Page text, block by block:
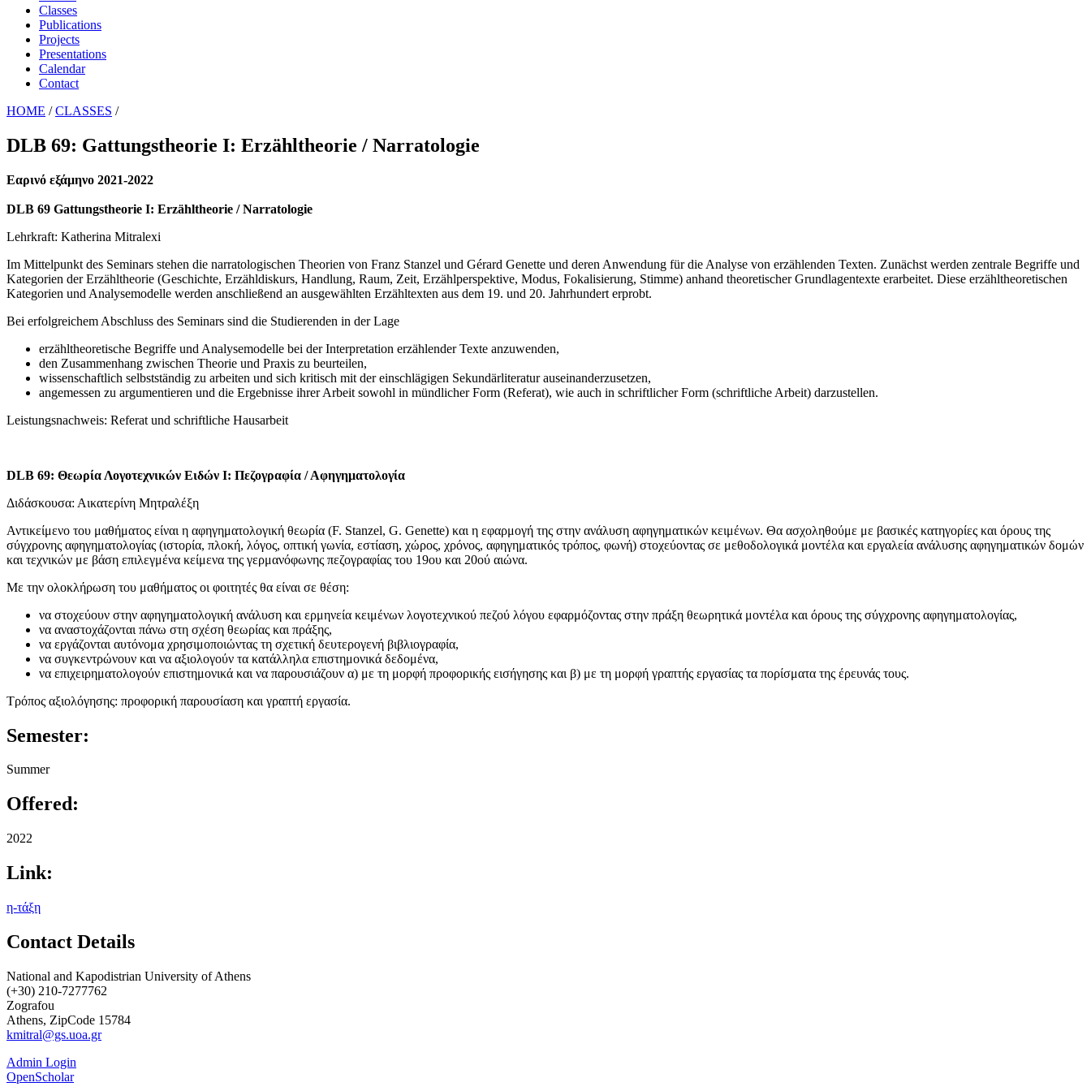
Classes
Publications
Projects
Presentations
Calendar
Contact
HOME / CLASSES /
DLB 69: Gattungstheorie I: Erzähltheorie / Narratologie
Εαρινό εξάμηνο 2021-2022
DLB 69 Gattungstheorie I: Erzähltheorie / Narratologie
Lehrkraft: Katherina Mitralexi
Im Mittelpunkt des Seminars stehen die narratologischen Theorien von Franz Stanzel und Gérard Genette und deren Anwendung für die Analyse von erzählenden Texten. Zunächst werden zentrale Begriffe und
Kategorien der Erzähltheorie (Geschichte, Erzähldiskurs, Handlung, Raum, Zeit, Erzählperspektive, Modus, Fokalisierung, Stimme) anhand theoretischer Grundlagentexte erarbeitet. Diese erzähltheoretischen
Kategorien und Analysemodelle werden anschließend an ausgewählten Erzähltexten aus dem 19. und 20. Jahrhundert erprobt.
Bei erfolgreichem Abschluss des Seminars sind die Studierenden in der Lage
erzähltheoretische Begriffe und Analysemodelle bei der Interpretation erzählender Texte anzuwenden,
den Zusammenhang zwischen Theorie und Praxis zu beurteilen,
wissenschaftlich selbstständig zu arbeiten und sich kritisch mit der einschlägigen Sekundärliteratur auseinanderzusetzen,
angemessen zu argumentieren und die Ergebnisse ihrer Arbeit sowohl in mündlicher Form (Referat), wie auch in schriftlicher Form (schriftliche Arbeit) darzustellen.
Leistungsnachweis: Referat und schriftliche Hausarbeit
DLB 69: Θεωρία Λογοτεχνικών Ειδών Ι: Πεζογραφία / Αφηγηματολογία
Διδάσκουσα: Αικατερίνη Μητραλέξη
Αντικείμενο του μαθήματος είναι η αφηγηματολογική θεωρία (F. Stanzel, G. Genette) και η εφαρμογή της στην ανάλυση αφηγηματικών κειμένων. Θα ασχοληθούμε με βασικές κατηγορίες και όρους της
σύγχρονης αφηγηματολογίας (ιστορία, πλοκή, λόγος, οπτική γωνία, εστίαση, χώρος, χρόνος, αφηγηματικός τρόπος, φωνή) στοχεύοντας σε μεθοδολογικά μοντέλα και εργαλεία ανάλυσης αφηγηματικών δομών
και τεχνικών με βάση επιλεγμένα κείμενα της γερμανόφωνης πεζογραφίας του 19ου και 20ού αιώνα.
Με την ολοκλήρωση του μαθήματος οι φοιτητές θα είναι σε θέση:
να στοχεύουν στην αφηγηματολογική ανάλυση και ερμηνεία κειμένων λογοτεχνικού πεζού λόγου εφαρμόζοντας στην πράξη θεωρητικά μοντέλα και όρους της σύγχρονης αφηγηματολογίας,
να αναστοχάζονται πάνω στη σχέση θεωρίας και πράξης,
να εργάζονται αυτόνομα χρησιμοποιώντας τη σχετική δευτερογενή βιβλιογραφία,
να συγκεντρώνουν και να αξιολογούν τα κατάλληλα επιστημονικά δεδομένα,
να επιχειρηματολογούν επιστημονικά και να παρουσιάζουν α) με τη μορφή προφορικής εισήγησης και β) με τη μορφή γραπτής εργασίας τα πορίσματα της έρευνάς τους.
Τρόπος αξιολόγησης: προφορική παρουσίαση και γραπτή εργασία.
Semester:
Summer
Offered:
2022
Link:
η-τάξη
Contact Details
National and Kapodistrian University of Athens
(+30) 210-7277762
Zografou
Athens, ZipCode 15784
kmitral@gs.uoa.gr
Admin Login
OpenScholar